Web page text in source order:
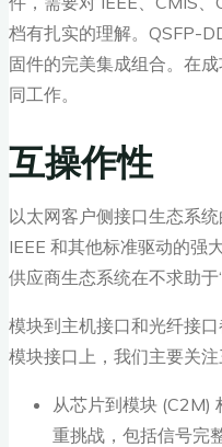
档有扎实的理解。QSFP-
固件的完美集成组合。在
同工作。
互操作性
以太网客户侧接口生态系
IEEE 和其他标准驱动的强
供应商生态系统在不求助于
模块到主机接口和光纤接
模块接口上，我们主要关注
从芯片到模块 (C2M)
重挑战，包括信号完